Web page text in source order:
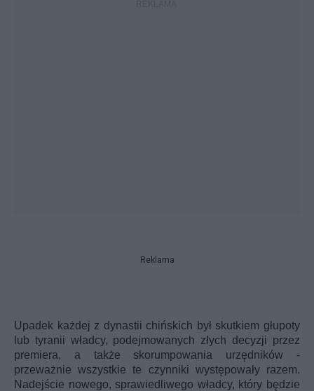
Reklama
Upadek każdej z dynastii chińskich był skutkiem głupoty
lub tyranii władcy, podejmowanych złych decyzji przez
premiera, a także skorumpowania urzędników -
przeważnie wszystkie te czynniki występowały razem.
Nadejście nowego, sprawiedliwego władcy, który będzie